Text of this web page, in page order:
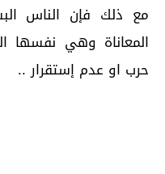
مع ذلك فإن الناس
المعاناة وهي نفسها
حرب او عدم إستقرار ..